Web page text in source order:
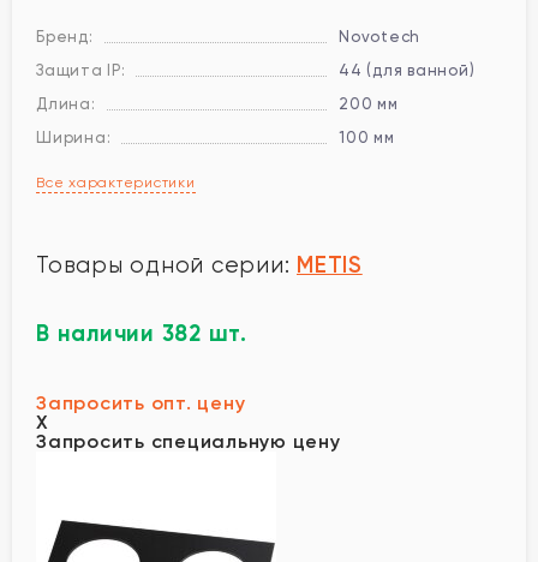
Бренд:
Novotech
Защита IP:
44 (для ванной)
Длина:
200 мм
Ширина:
100 мм
Все характеристики
Товары одной серии: METIS
В наличии 382 шт.
Запросить опт. цену
X
Запросить специальную цену